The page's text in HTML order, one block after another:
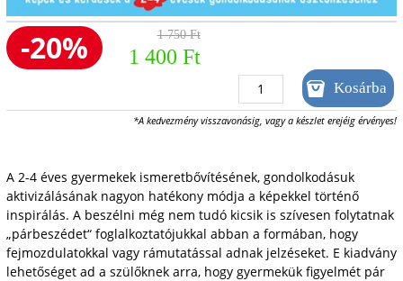
-20% 1 750 Ft
1 400 Ft
*A kedvezmény visszavonásig, vagy a készlet erejéig érvényes!
A 2-4 éves gyermekek ismeretbővítésének, gondolkodásuk
aktivizálásának nagyon hatékony módja a képekkel történő
inspirálás. A beszélni még nem tudó kicsik is szívesen folytatnak
„párbeszédet“ foglalkoztatójukkal abban a formában, hogy
fejmozdulatokkal vagy rámutatással adnak jelzéseket. E kiadvány
lehetőséget ad a szülőknek arra, hogy gyermekük figyelmét pár